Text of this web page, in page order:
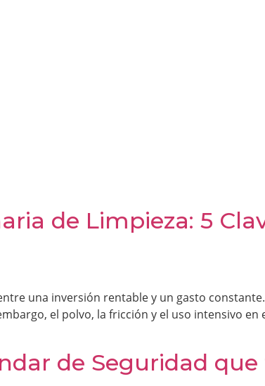
de Limpieza: 5
una inversión rentable y un gasto
el polvo, la fricción y el uso intensivo en
de Seguridad